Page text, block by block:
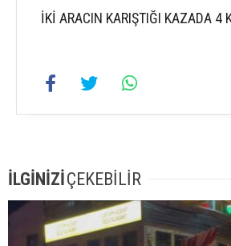
İKİ ARACIN KARIŞTIĞI KAZADA 4
İLGİNİZİÇEKEBİLİR